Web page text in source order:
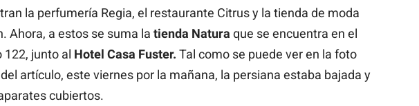
la perfumería Regia, el restaurante Citrus y la tienda de moda
Ahora, a estos se suma la tienda Natura que se encuentra en el
122, junto al Hotel Casa Fuster. Tal como se puede ver en la foto
artículo, este viernes por la mañana, la persiana estaba bajada y
cubiertos.